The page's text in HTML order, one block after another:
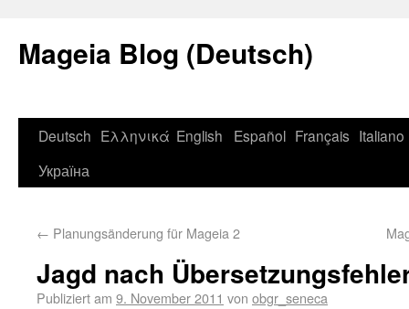
Mageia Blog (Deutsch)
Deutsch Ελληνικά English Español Français Italiano
Україна
← Planungsänderung für Mageia 2
Jagd nach
Publiziert am 9. November 2011 von obgr_seneca